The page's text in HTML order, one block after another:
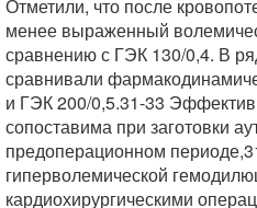
Отметили, что после
менее выраженный
сравнению с ГЭК 130/0,4. В
сравнивали
и ГЭК 200/0,5.31-33
сопоставима при заготовки
предоперационном
гиперволемической
кардиохирургическими